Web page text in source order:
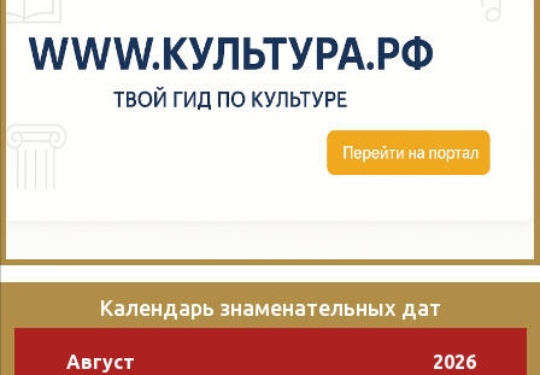
Календарь знаменательных дат
Август 2026